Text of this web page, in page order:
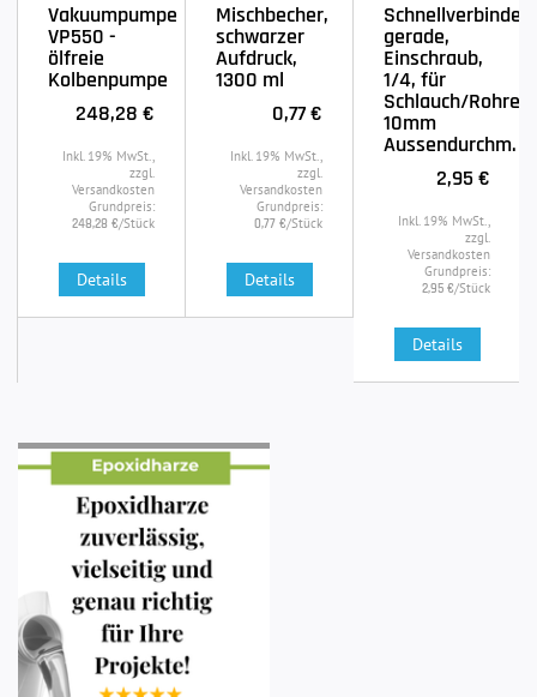
Vakuumpumpe
VP550 -
ölfreie
Kolbenpumpe
248,28 €
Inkl. 19% MwSt.,
zzgl.
Versandkosten
Grundpreis:
248,28 €/Stück
Details
Mischbecher,
schwarzer
Aufdruck,
1300 ml
0,77 €
Inkl. 19% MwSt.,
zzgl.
Versandkosten
Grundpreis:
0,77 €/Stück
Details
Schnellverbinder
gerade,
Einschraub,
1/4, für
Schlauch/Rohre
10mm
Aussendurchm.
2,95 €
Inkl. 19% MwSt.,
zzgl.
Versandkosten
Grundpreis:
2,95 €/Stück
Details